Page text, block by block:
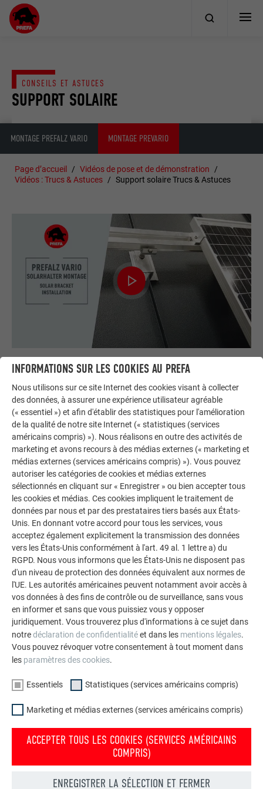
SUPPORT SOLAIRE
CONSEILS ET ASTUCES
MONTAGE PREFALZ VARIO MONTAGE PREVARIO
Page d’accueil
Vidéos de pose et de démonstration
Vidéos : Trucs & Astuces
Support solaire Trucs & Astuces
MONTAGE DU SUPPORT SOLAIRE PREFALZ
VARIO
Cette vidéo montre le montage correct du support solaire
PREFALZ Vario et le raccordement des rails de support pour
modules photovoltaïques.
MONTAGE ACCESSOIRES PREVARIO POUR
PANNEAUX SOLAIRES
Cette vidéo montre le montage et la fixation corrects des
VERS LES PRODUITS SOLAIRES
INFORMATIONS SUR LES COOKIES AU PREFA
Nous utilisons sur ce site Internet des cookies visant à collecter
des données, à assurer une expérience utilisateur agréable
(« essentiel ») et afin d'établir des statistiques pour l'amélioration
de la qualité de notre site Internet (« statistiques (services
américains compris) »). Nous réalisons en outre des activités de
marketing et avons recours à des médias externes (« marketing et
médias externes (services américains compris) »). Vous pouvez
autoriser les catégories de cookies et médias externes
sélectionnés en cliquant sur « Enregistrer » ou bien accepter tous
les cookies et médias. Ces cookies impliquent le traitement de
données par nous et par des prestataires tiers basés aux États-
Unis. En donnant votre accord pour tous les services, vous
acceptez également explicitement la transmission des données
vers les États-Unis conformément à l'art. 49 al. 1 lettre a) du
RGPD. Nous vous informons que les États-Unis ne disposent pas
d'un niveau de protection des données équivalent aux normes de
l'UE. Les autorités américaines peuvent notamment avoir accès à
vos données à des fins de contrôle ou de surveillance, sans vous
en informer et sans que vous puissiez vous y opposer
juridiquement. Vous trouverez plus d'informations à ce sujet dans
notredéclaration de confidentialitéet dans les mentions légales.
Vous pouvez révoquer votre consentement à tout moment dans
les paramètres des cookies.
Essentiels Statistiques (services américains compris)
Marketing et médias externes (services américains compris)
ACCEPTER TOUS LES COOKIES (SERVICES AMÉRICAINS
COMPRIS)
ENREGISTRER LA SÉLECTION ET FERMER